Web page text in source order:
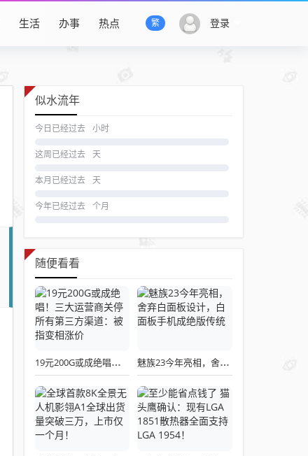
登录
繁
生活 办事 热点
似水流年
今日已经过去 小时
这周已经过去 天
本月已经过去 天
今年已经过去 个月
随便看看
19元200G或成绝唱！三大运营商关停所有第三方渠道：被指变相涨价 魅族23今年亮相，舍弃白面板设计，白面板手机成绝版传统